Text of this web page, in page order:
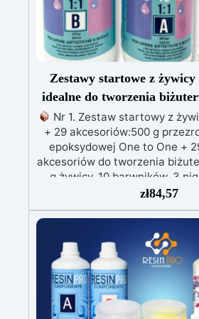
Zestawy startowe z żywicy
idealne do tworzenia
Nr 1. Zestaw startowy z
+ 29 akcesoriów:500 g
epoksydowej One to One +
akcesoriów do tworzenia
g żywicy, 10 barwników, 3
Nr 2. Zestaw startowy z
+ 100 akcesoriów:500 g
epoksydowej One to One +
akcesoriów do tworzenia
g żywicy, 12 dodatków
kwiaty, silikonową formę z
końcówki do
elementów.
zł84,57